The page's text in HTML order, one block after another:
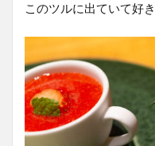
このツルに出ていて好き